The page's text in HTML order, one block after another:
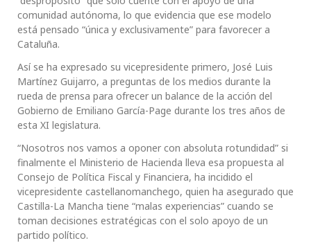
comunidad autónoma, lo que evidencia que ese modelo
está pensado “única y exclusivamente” para favorecer a
Cataluña.
Así se ha expresado su vicepresidente primero, José Luis
Martínez Guijarro, a preguntas de los medios durante la
rueda de prensa para ofrecer un balance de la acción del
Gobierno de Emiliano García-Page durante los tres años de
esta XI legislatura.
“Nosotros nos vamos a oponer con absoluta rotundidad” si
finalmente el Ministerio de Hacienda lleva esa propuesta al
Consejo de Política Fiscal y Financiera, ha incidido el
vicepresidente castellanomanchego, quien ha asegurado que
Castilla-La Mancha tiene “malas experiencias” cuando se
toman decisiones estratégicas con el solo apoyo de un
partido político.